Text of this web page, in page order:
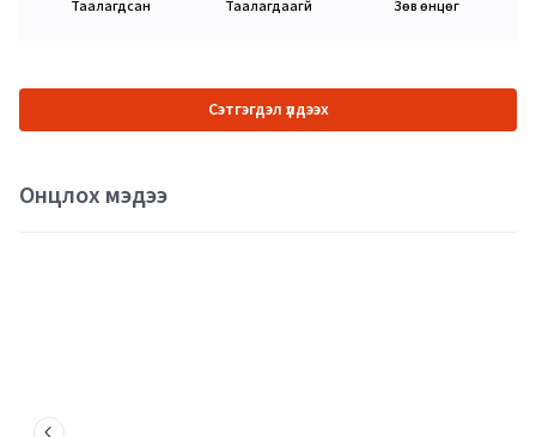
Таалагдсан Таалагдаагүй Зөв өнцөг
Сэтгэгдэл үлдээх
Онцлох мэдээ